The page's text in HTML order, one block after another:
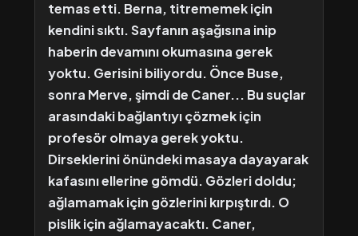
temas etti. Berna, titrememek için
kendini sıktı. Sayfanın aşağısına inip
haberin devamını okumasına gerek
yoktu. Gerisini biliyordu. Önce Buse,
sonra Merve, şimdi de Caner... Bu suçlar
arasındaki bağlantıyı çözmek için
profesör olmaya gerek yoktu.
Dirseklerini önündeki masaya dayayarak
kafasını ellerine gömdü. Gözleri doldu;
ağlamamak için gözlerini kırpıştırdı. O
pislik için ağlamayacaktı. Caner,